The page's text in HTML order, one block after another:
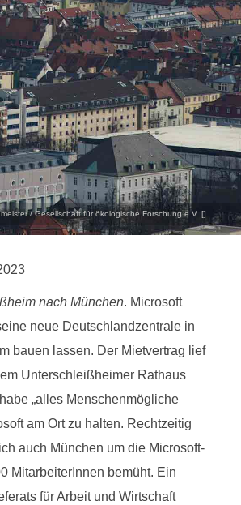
/ Gesellschaft für ökologische Forschung e.V. []
nach München. Microsoft
neue Deutschlandzentrale in
bauen lassen. Der Mietvertrag lief
Unterschleißheimer Rathaus
„alles Menschenmögliche
am Ort zu halten. Rechtzeitig
auch München um die Microsoft-
MitarbeiterInnen bemüht. Ein
für Arbeit und Wirtschaft